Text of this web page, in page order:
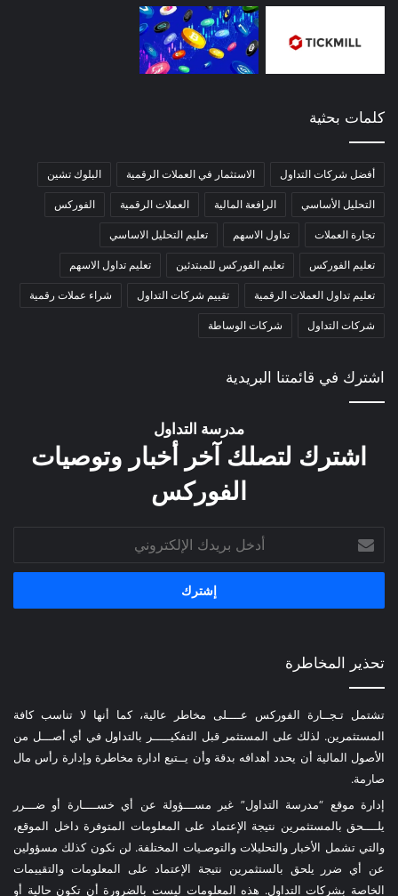
كلمات بحثية
أفضل شركات التداول الاستثمار في العملات الرقمية البلوك تشين
التحليل الأساسي الرافعة المالية العملات الرقمية الفوركس
تجارة العملات تداول الاسهم تعليم التحليل الاساسي
تعليم الفوركس تعليم الفوركس للمبتدئين تعليم تداول الاسهم
تعليم تداول العملات الرقمية تقييم شركات التداول شراء عملات رقمية
شركات التداول شركات الوساطة
اشترك في قائمتنا البريدية
مدرسة التداول
اشترك لتصلك آخر أخبار وتوصيات
الفوركس
بريدك
الإلكتروني
تحذير المخاطرة
تشتمل تـجــارة الفوركس عــــلى مخاطر عالية، كما أنها لا تناسب كافة
المستثمرين. لذلك على المستثمر قبل التفكيـــــر بالتداول في أي أصـــل من
الأصول المالية أن يحدد أهدافه بدقة وأن يــتبع ادارة مخاطرة وإدارة رأس مال
صارمة.
إدارة موقع “مدرسة التداول” غير مســـؤولة عن أي خســــارة أو ضـــرر
يلــــحق بالمستثمرين نتيجة الإعتماد على المعلومات المتوفرة داخل الموقع،
والتي تشمل الأخبار والتحليلات والتوصـيات المختلفة. لن نكون كذلك مسؤولين
عن أي ضرر يلحق بالستثمرين نتيجة الإعتماد على المعلومات والتقييمات
الخاصة بشركات التداول. هذه المعلومات ليست بالضرورة أن تكون حالية أو